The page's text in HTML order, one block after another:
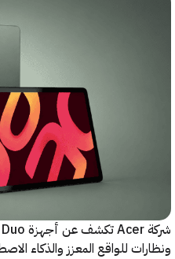
للواقع المعزز والذكاء الاصطناعي